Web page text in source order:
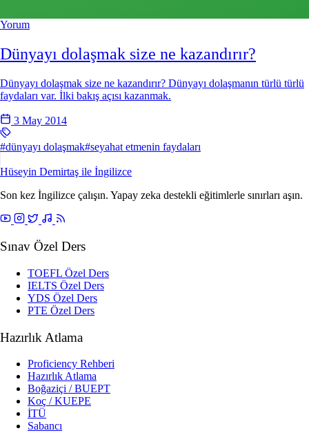
Yorum
Dünyayı dolaşmak size ne kazandırır?
Dünyayı dolaşmak size ne kazandırır? Dünyayı dolaşmanın türlü türlü
faydaları var. İlki bakış açısı kazanmak.
3 May 2014
#dünyayı dolaşmak#seyahat etmenin faydaları
Hüseyin Demirtaş ile İngilizce
Son kez İngilizce çalışın. Yapay zeka destekli eğitimlerle sınırları aşın.
Sınav Özel Ders
TOEFL Özel Ders
IELTS Özel Ders
YDS Özel Ders
PTE Özel Ders
Hazırlık Atlama
Proficiency Rehberi
Hazırlık Atlama
Boğaziçi / BUEPT
Koç / KUEPE
İTÜ
Sabancı